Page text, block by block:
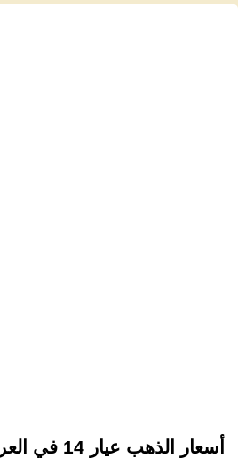
أسعار الذهب عيار 14 في العراق اليوم